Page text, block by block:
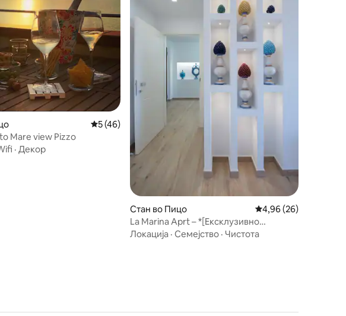
5, 23 рецензии
Просечна оцена: 5 од 5, 46 рецензии
5 (46)
Mare view Pizzo
· Декор
Стан во Пицо Просечна оцена:
4,96 (26)
La Marina Aprt – *[Ексклузивно
крајбрежно одморалиште]*
Локација · Семејство · Чистота